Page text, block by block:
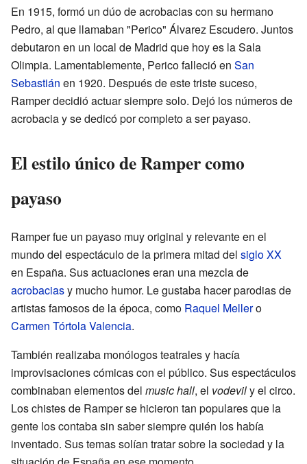
En 1915, formó un dúo de acrobacias con su hermano
Pedro, al que llamaban "Perico" Álvarez Escudero. Juntos
debutaron en un local de Madrid que hoy es la Sala
Olimpia. Lamentablemente, Perico falleció en San
Sebastián en 1920. Después de este triste suceso,
Ramper decidió actuar siempre solo. Dejó los números de
acrobacia y se dedicó por completo a ser payaso.
El estilo único de Ramper como
payaso
Ramper fue un payaso muy original y relevante en el
mundo del espectáculo de la primera mitad del siglo XX
en España. Sus actuaciones eran una mezcla de
acrobaciasy mucho humor. Le gustaba hacer parodias de
artistas famosos de la época, como Raquel Mellero
Carmen Tórtola Valencia.
También realizaba monólogos teatrales y hacía
improvisaciones cómicas con el público. Sus espectáculos
combinaban elementos del music hall, el vodevily el circo.
Los chistes de Ramper se hicieron tan populares que la
gente los contaba sin saber siempre quién los había
inventado. Sus temas solían tratar sobre la sociedad y la